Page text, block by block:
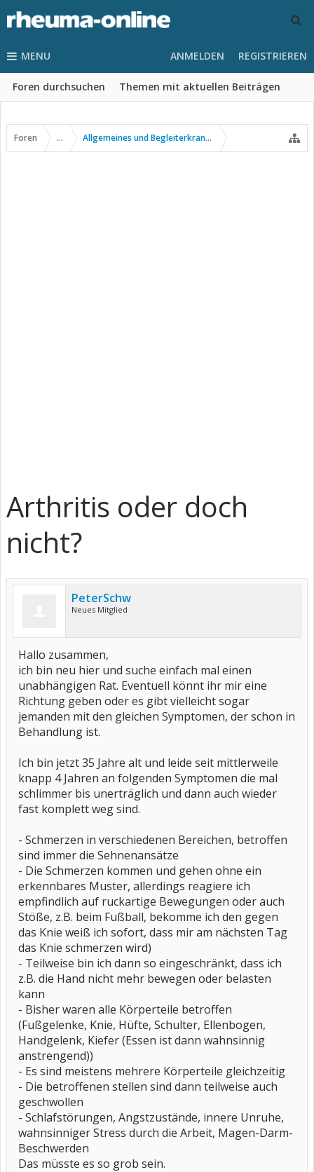
MENU
Foren durchsuchen Themen mit aktuellen Beiträgen
ANMELDEN REGISTRIEREN
Foren ... Allgemeines und Begleiterkrankungen
Arthritis oder doch
nicht?
PeterSchw
Neues Mitglied
Hallo zusammen,
ich bin neu hier und suche einfach mal einen
unabhängigen Rat. Eventuell könnt ihr mir eine
Richtung geben oder es gibt vielleicht sogar
jemanden mit den gleichen Symptomen, der schon in
Behandlung ist.
Ich bin jetzt 35 Jahre alt und leide seit mittlerweile
knapp 4 Jahren an folgenden Symptomen die mal
schlimmer bis unerträglich und dann auch wieder
fast komplett weg sind.
- Schmerzen in verschiedenen Bereichen, betroffen
sind immer die Sehnenansätze
- Die Schmerzen kommen und gehen ohne ein
erkennbares Muster, allerdings reagiere ich
empfindlich auf ruckartige Bewegungen oder auch
Stöße, z.B. beim Fußball, bekomme ich den gegen
das Knie weiß ich sofort, dass mir am nächsten Tag
das Knie schmerzen wird)
- Teilweise bin ich dann so eingeschränkt, dass ich
z.B. die Hand nicht mehr bewegen oder belasten
kann
- Bisher waren alle Körperteile betroffen
(Fußgelenke, Knie, Hüfte, Schulter, Ellenbogen,
Handgelenk, Kiefer (Essen ist dann wahnsinnig
anstrengend))
- Es sind meistens mehrere Körperteile gleichzeitig
- Die betroffenen stellen sind dann teilweise auch
geschwollen
- Schlafstörungen, Angstzustände, innere Unruhe,
wahnsinniger Stress durch die Arbeit, Magen-Darm-
Beschwerden
Das müsste es so grob sein.